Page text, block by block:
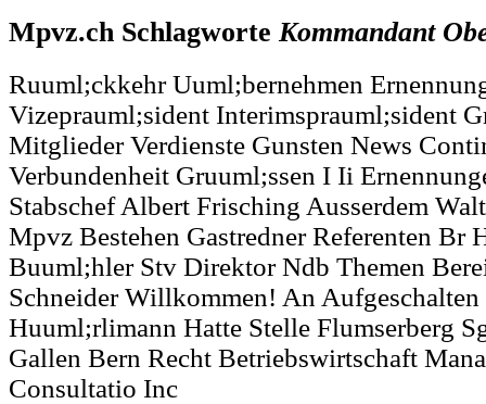
Mpvz.ch SchlagworteKommandant
Ruuml;ckkehr Uuml;bernehmen
Vizeprauml;sident Interimsprauml;sident
Mitglieder Verdienste Gunsten News
Verbundenheit Gruuml;ssen I Ii
Stabschef Albert Frisching Ausserdem
Mpvz Bestehen Gastredner Referenten Br
Buuml;hler Stv Direktor Ndb Themen
Schneider Willkommen! An Aufgeschalten
Huuml;rlimann Hatte Stelle Flumserberg
Gallen Bern Recht Betriebswirtschaft
Consultatio Inc